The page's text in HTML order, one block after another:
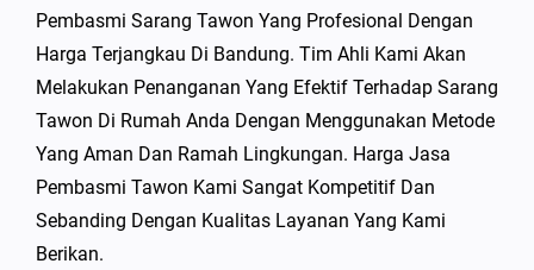
Pembasmi Sarang Tawon Yang Profesional Dengan
Harga Terjangkau Di Bandung. Tim Ahli Kami Akan
Melakukan Penanganan Yang Efektif Terhadap Sarang
Tawon Di Rumah Anda Dengan Menggunakan Metode
Yang Aman Dan Ramah Lingkungan. Harga Jasa
Pembasmi Tawon Kami Sangat Kompetitif Dan
Sebanding Dengan Kualitas Layanan Yang Kami
Berikan.